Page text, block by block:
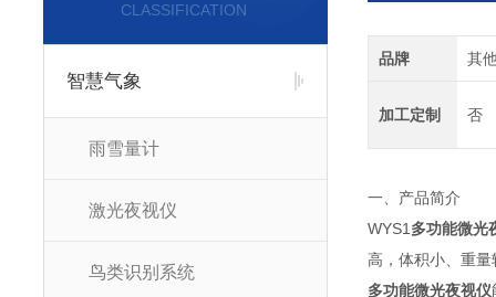
CLASSIFICATION
智慧气象
雨雪量计
激光夜视仪
鸟类识别系统
品牌 其
加工定制 否
一、产品简介
WYS1 多功能微光
高，体积小、重
多功能微光夜视仪